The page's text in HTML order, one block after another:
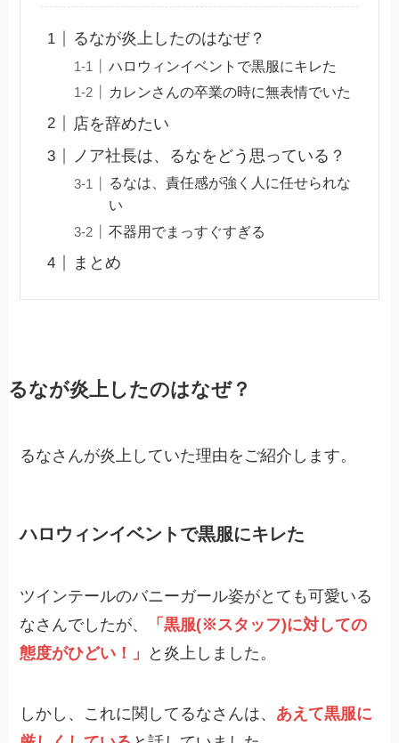
るなが炎上したのはなぜ？
ハロウィンイベントで黒服にキレた
カレンさんの卒業の時に無表情でいた
店を辞めたい
ノア社長は、るなをどう思っている？
るなは、責任感が強く人に任せられな
い
不器用でまっすぐすぎる
まとめ
るなが炎上したのはなぜ？
るなさんが炎上していた理由をご紹介します。
ハロウィンイベントで黒服にキレた
ツインテールのバニーガール姿がとても可愛いる
なさんでしたが、
「黒服(※スタッフ)に対しての
態度がひどい！」
と炎上しました。
しかし、これに関してるなさんは、 あえて黒服に